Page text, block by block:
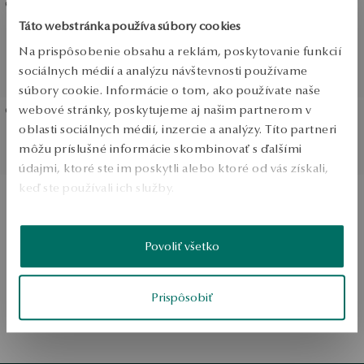
Táto webstránka používa súbory cookies
Na prispôsobenie obsahu a reklám, poskytovanie funkcií
sociálnych médií a analýzu návštevnosti používame
súbory cookie. Informácie o tom, ako používate naše
webové stránky, poskytujeme aj našim partnerom v
oblasti sociálnych médií, inzercie a analýzy. Títo partneri
môžu príslušné informácie skombinovať s ďalšími
údajmi, ktoré ste im poskytli alebo ktoré od vás získali,
keď ste používali ich služby.
Viac sa dozviete vInformáciách spoločnosti Googleo
Povoliť všetko
Prispôsobiť
Zlatý prstienok so zafírom a
diamantmi - Metropolitan
Zlatý prstienok s
diamantmi - Metropolitan
Bežná cena:
Najnižšia cena za 30 dní:
Zlaté náušnice s diamantmi
- Metropolitan
Náušnice z bieleho zlata s
diamantmi - Metropolitan
1 1